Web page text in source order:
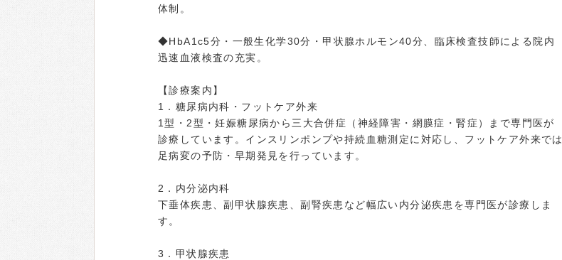
体制。
◆HbA1c5分・一般生化学30分・甲状腺ホルモン40分、臨床検査技師による院内
迅速血液検査の充実。
【診療案内】
1．糖尿病内科・フットケア外来
1型・2型・妊娠糖尿病から三大合併症（神経障害・網膜症・腎症）まで専門医が
診療しています。インスリンポンプや持続血糖測定に対応し、フットケア外来では
足病変の予防・早期発見を行っています。
2．内分泌内科
下垂体疾患、副甲状腺疾患、副腎疾患など幅広い内分泌疾患を専門医が診療しま
す。
3．甲状腺疾患